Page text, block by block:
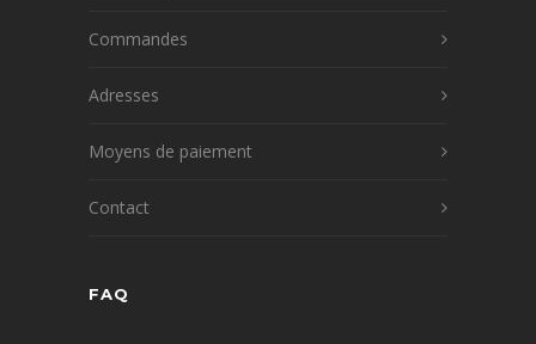
Commandes
Adresses
Moyens de paiement
Contact
FAQ